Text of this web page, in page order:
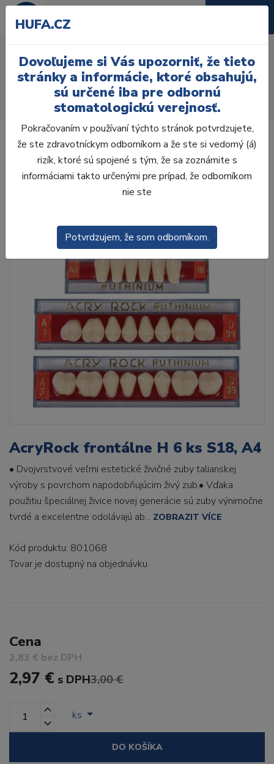
S18, A4
Zuby
AcryRock
AcryRock frontálne H 6 ks S18, A4
AcryRock frontálne H 6 ks S18, A4
• Dvojvrstvové veľmi estetické živičné zuby talianskej
výroby s povrchom napodobňujúcim živý zub.• Vďaka
použitiu špeciálnej živice novej generácie sú zuby výnimočne
tvrdé a excelentne odolávajú ab... ZOBRAZIT VÍCE
Kód produktu: 801068
Tovar je dostupný na objednávku
Cena
2,83 € bez DPH
2,97 € s DPH3,00 €
ks
DO KOŠÍKA
HUFA.CZ
Dovoľujeme si Vás upozorniť, že tieto
stránky a informácie, ktoré obsahujú,
sú určené iba pre odbornú
stomatologickú verejnosť.
Pokračovaním v používaní týchto stránok potvrdzujete,
že ste zdravotníckym odborníkom a že ste si vedomý (á)
rizík, ktoré sú spojené s tým, že sa zoznámite s
informáciami takto určenými pre prípad, že odborníkom
nie ste
Potvrdzujem, že som odborníkom.